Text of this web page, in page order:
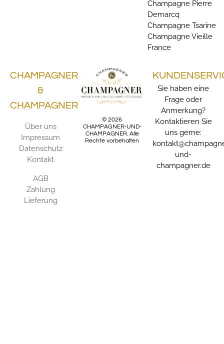
Champagne Pierre
Demarcq
Champagne Tsarine
Champagne Vieille
France
CHAMPAGNER
&
CHAMPAGNER
Über uns
Impressum
Datenschutz
Kontakt
AGB
Zahlung
Lieferung
© 2026
CHAMPAGNER-UND-
CHAMPAGNER. Alle
Rechte vorbehalten
Sie haben eine
Frage oder
Anmerkung?
Kontaktieren Sie
uns gerne:
und-
champagner.de